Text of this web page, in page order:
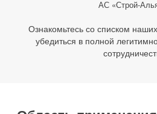
АС «Строй-
Ознакомьтесь со списком
убедиться в полной